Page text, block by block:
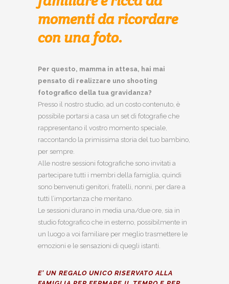
momenti da ricordare
con una foto.
Per questo, mamma in attesa, hai mai
pensato di realizzare uno shooting
fotografico della tua gravidanza?
Presso il nostro studio, ad un costo contenuto, è
possibile portarsi a casa un set di fotografie che
rappresentano il vostro momento speciale,
raccontando la primissima storia del tuo bambino,
per sempre.
Alle nostre sessioni fotografiche sono invitati a
partecipare tutti i membri della famiglia, quindi
sono benvenuti genitori, fratelli, nonni, per dare a
tutti l’importanza che meritano.
Le sessioni durano in media una/due ore, sia in
studio fotografico che in esterno, possibilmente in
un luogo a voi familiare per meglio trasmettere le
emozioni e le sensazioni di quegli istanti.
E’ UN REGALO UNICO RISERVATO ALLA